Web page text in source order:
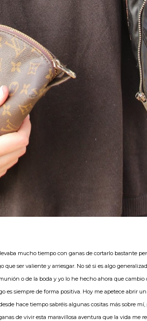
mucho tiempo con ganas de cortarlo bastante
ser valiente y arriesgar. No sé si es algo
o de la boda y yo lo he hecho ahora que cambio
es siempre de forma positiva. Hoy me apetece abrir
hace tiempo sabréis algunas cositas más sobre
de vivir esta maravillosa aventura que la vida me